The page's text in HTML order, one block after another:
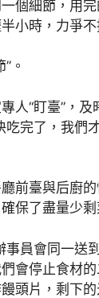
個細節，用
小時，力爭不
。
人“盯臺”，及
吃完了，我們
前臺與后廚
保了盡量少剩
事員會同一送
會停止食材
頭片，剩下